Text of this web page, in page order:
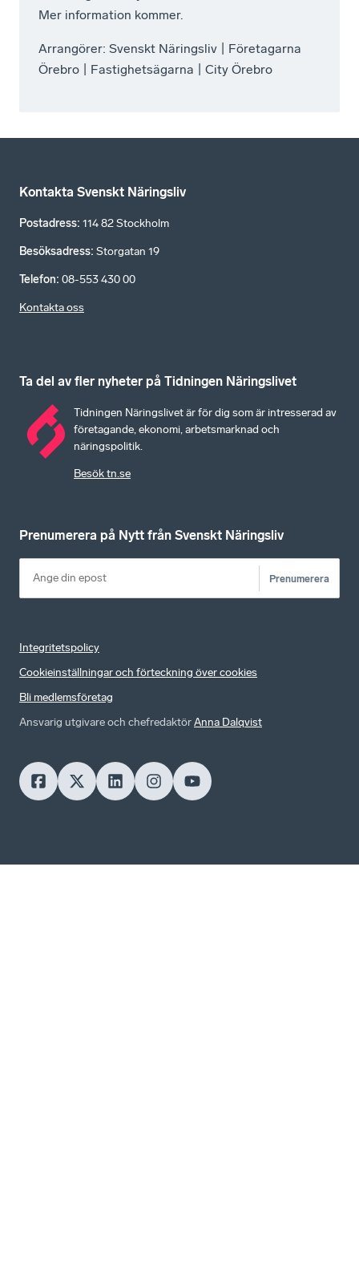
Mer information kommer.
Arrangörer: Svenskt Näringsliv | Företagarna
Örebro | Fastighetsägarna | City Örebro
Kontakta Svenskt Näringsliv
Postadress: 114 82 Stockholm
Besöksadress: Storgatan 19
Telefon: 08-553 430 00
Kontakta oss
Ta del av fler nyheter på Tidningen Näringslivet
Tidningen Näringslivet är för dig som är intresserad av
företagande, ekonomi, arbetsmarknad och
näringspolitik.
Besök tn.se
Prenumerera på Nytt från Svenskt Näringsliv
Prenumerera
Integritetspolicy
Cookieinställningar och förteckning över cookies
Bli medlemsföretag
Ansvarig utgivare och chefredaktörAnna Dalqvist